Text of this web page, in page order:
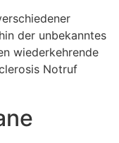
der unbekanntes
wiederkehrende
Notruf